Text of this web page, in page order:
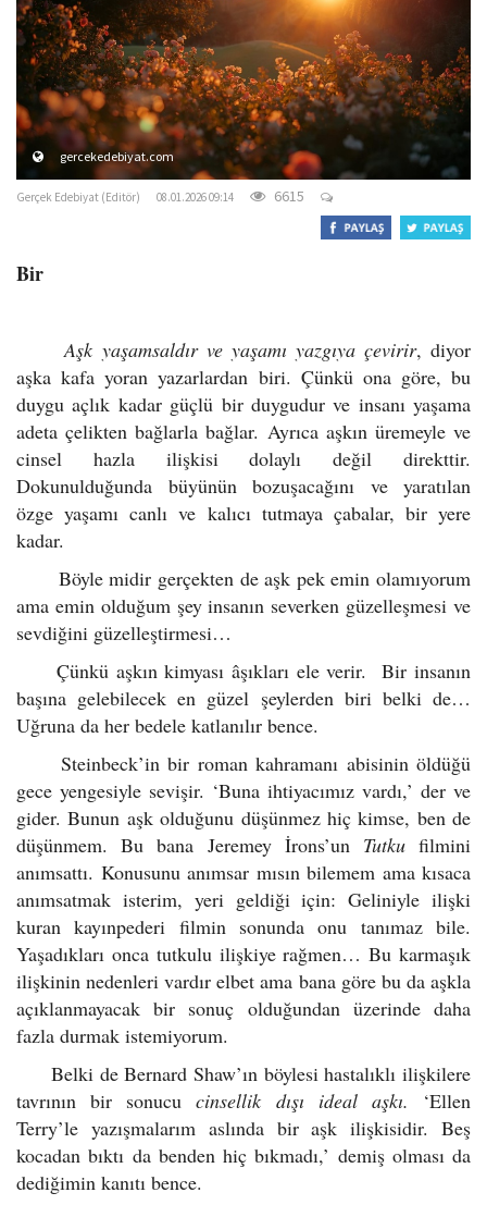
o
n
gercekedebiyat.com
Gerçek Edebiyat (Editör) 08.01.2026 09:14 6615
Bir
Aşk yaşamsaldır ve yaşamı yazgıya çevirir, diyor
aşka kafa yoran yazarlardan biri. Çünkü ona göre, bu
duygu açlık kadar güçlü bir duygudur ve insanı yaşama
adeta çelikten bağlarla bağlar. Ayrıca aşkın üremeyle ve
cinsel hazla ilişkisi dolaylı değil direkttir.
Dokunulduğunda büyünün bozuşacağını ve yaratılan
özge yaşamı canlı ve kalıcı tutmaya çabalar, bir yere
kadar.
Böyle midir gerçekten de aşk pek emin olamıyorum
ama emin olduğum şey insanın severken güzelleşmesi ve
sevdiğini güzelleştirmesi…
Çünkü aşkın kimyası âşıkları ele verir. Bir insanın
başına gelebilecek en güzel şeylerden biri belki de…
Uğruna da her bedele katlanılır bence.
Steinbeck’in bir roman kahramanı abisinin öldüğü
gece yengesiyle sevişir. ‘Buna ihtiyacımız vardı,’ der ve
gider. Bunun aşk olduğunu düşünmez hiç kimse, ben de
düşünmem. Bu bana Jeremey İrons’un Tutkufilmini
anımsattı. Konusunu anımsar mısın bilemem ama kısaca
anımsatmak isterim, yeri geldiği için: Geliniyle ilişki
kuran kayınpederi filmin sonunda onu tanımaz bile.
Yaşadıkları onca tutkulu ilişkiye rağmen… Bu karmaşık
ilişkinin nedenleri vardır elbet ama bana göre bu da aşkla
açıklanmayacak bir sonuç olduğundan üzerinde daha
fazla durmak istemiyorum.
Belki de Bernard Shaw’ın böylesi hastalıklı ilişkilere
tavrının bir sonucucinsellik dışı ideal aşkı. ‘Ellen
Terry’le yazışmalarım aslında bir aşk ilişkisidir. Beş
kocadan bıktı da benden hiç bıkmadı,’ demiş olması da
dediğimin kanıtı bence.